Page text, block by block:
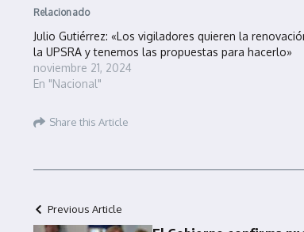
Relacionado
Julio Gutiérrez: «Los vigiladores quieren la
la UPSRA y tenemos las propuestas para hacerlo»
noviembre 21, 2024
En "Nacional"
Share this Article
Previous Article